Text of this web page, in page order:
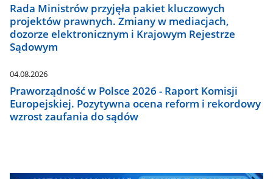
Rada Ministrów przyjęła pakiet kluczowych
projektów prawnych. Zmiany w mediacjach,
dozorze elektronicznym i Krajowym Rejestrze
Sądowym
04.08.2026
Praworządność w Polsce 2026 - Raport Komisji
Europejskiej. Pozytywna ocena reform i rekordowy
wzrost zaufania do sądów